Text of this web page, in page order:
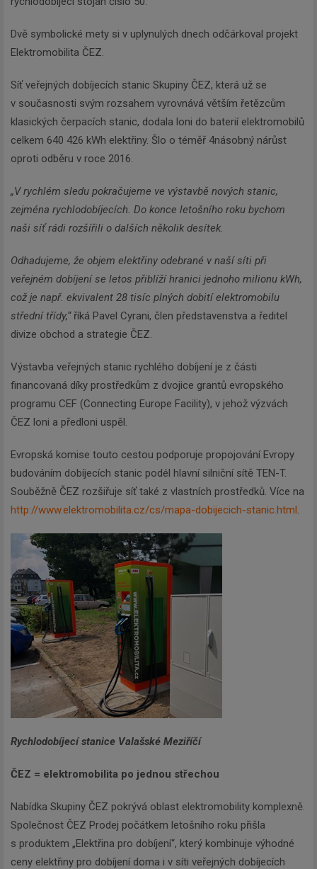
Dvě symbolické mety si v uplynulých dnech odčárkoval projekt
Elektromobilita ČEZ.
Síť veřejných dobíjecích stanic Skupiny ČEZ, která už se
v současnosti svým rozsahem vyrovnává větším řetězcům
klasických čerpacích stanic, dodala loni do baterií elektromobilů
celkem 640 426 kWh elektřiny. Šlo o téměř 4násobný nárůst
oproti odběru v roce 2016.
„V rychlém sledu pokračujeme ve výstavbě nových stanic,
zejména rychlodobíjecích. Do konce letošního roku bychom
naši síť rádi rozšířili o dalších několik desítek.
Odhadujeme, že objem elektřiny odebrané v naší síti při
veřejném dobíjení se letos přiblíží hranici jednoho milionu kWh,
což je např. ekvivalent 28 tisíc plných dobití elektromobilu
střední třídy,“říká Pavel Cyrani, člen představenstva a ředitel
divize obchod a strategie ČEZ.
Výstavba veřejných stanic rychlého dobíjení je z části
financovaná díky prostředkům z dvojice grantů evropského
programu CEF (Connecting Europe Facility), v jehož výzvách
ČEZ loni a předloni uspěl.
Evropská komise touto cestou podporuje propojování Evropy
budováním dobíjecích stanic podél hlavní silniční sítě TEN-T.
Souběžně ČEZ rozšiřuje síť také z vlastních prostředků. Více na
http://www.elektromobilita.cz/cs/mapa-dobijecich-stanic.html.
Rychlodobíjecí stanice Valašské Meziříčí
ČEZ = elektromobilita po jednou střechou
Nabídka Skupiny ČEZ pokrývá oblast elektromobility komplexně.
Společnost ČEZ Prodej počátkem letošního roku přišla
s produktem „Elektřina pro dobíjení“, který kombinuje výhodné
ceny elektřiny pro dobíjení doma i v síti veřejných dobíjecích